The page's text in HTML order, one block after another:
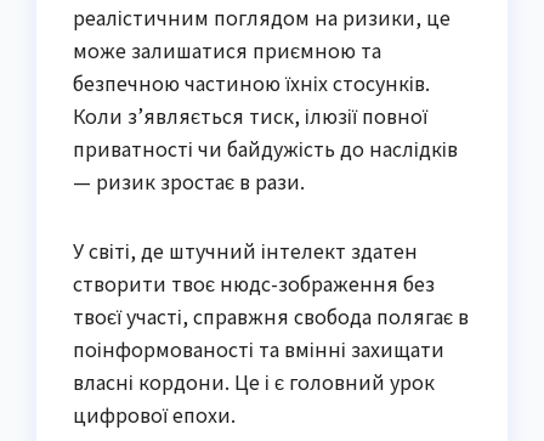
реалістичним поглядом на ризики, це
може залишатися приємною та
безпечною частиною їхніх стосунків.
Коли з’являється тиск, ілюзії повної
приватності чи байдужість до наслідків
— ризик зростає в рази.
У світі, де штучний інтелект здатен
створити твоє нюдс-зображення без
твоєї участі, справжня свобода полягає в
поінформованості та вмінні захищати
власні кордони. Це і є головний урок
цифрової епохи.